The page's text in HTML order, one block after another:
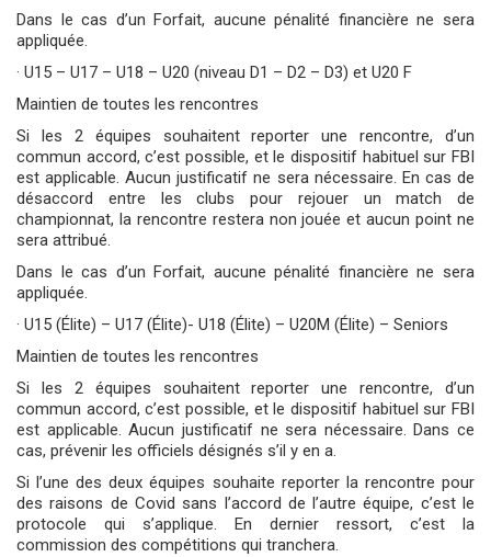
Dans le cas d’un Forfait, aucune pénalité financière ne sera
appliquée.
· U15 – U17 – U18 – U20 (niveau D1 – D2 – D3) et U20 F
Maintien de toutes les rencontres
Si les 2 équipes souhaitent reporter une rencontre, d’un
commun accord, c’est possible, et le dispositif habituel sur FBI
est applicable. Aucun justificatif ne sera nécessaire. En cas de
désaccord entre les clubs pour rejouer un match de
championnat, la rencontre restera non jouée et aucun point ne
sera attribué.
Dans le cas d’un Forfait, aucune pénalité financière ne sera
appliquée.
· U15 (Élite) – U17 (Élite)- U18 (Élite) – U20M (Élite) – Seniors
Maintien de toutes les rencontres
Si les 2 équipes souhaitent reporter une rencontre, d’un
commun accord, c’est possible, et le dispositif habituel sur FBI
est applicable. Aucun justificatif ne sera nécessaire. Dans ce
cas, prévenir les officiels désignés s’il y en a.
Si l’une des deux équipes souhaite reporter la rencontre pour
des raisons de Covid sans l’accord de l’autre équipe, c’est le
protocole qui s’applique. En dernier ressort, c’est la
commission des compétitions qui tranchera.